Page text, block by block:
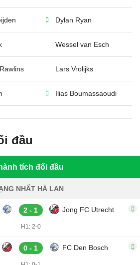
Dylan Ryan
Wessel van Esch
Lars Vrolijks
Ilias Boumassaoudi
đầu
tích đối đầu
NHẤT HÀ LAN
2 - 1 Jong FC Utrecht
H1: 2-0
0 - 1 FC Den Bosch